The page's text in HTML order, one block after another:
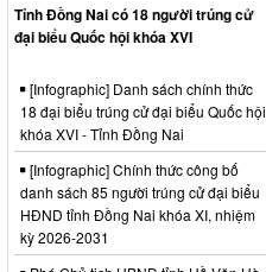
Tỉnh Đồng Nai có 18 người trúng cử
đại biểu Quốc hội khóa XVI
[Infographic] Danh sách chính thức
18 đại biểu trúng cử đại biểu Quốc hội
khóa XVI - Tỉnh Đồng Nai
[Infographic] Chính thức công bố
danh sách 85 người trúng cử đại biểu
HĐND tỉnh Đồng Nai khóa XI, nhiệm
kỳ 2026-2031